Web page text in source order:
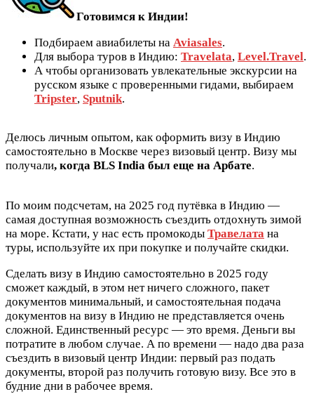
Готовимся к Индии!
Подбираем авиабилеты на Aviasales.
Для выбора туров в Индию: Travelata, Level.Travel.
А чтобы организовать увлекательные экскурсии на
русском языке с проверенными гидами, выбираем
Tripster, Sputnik.
Делюсь личным опытом, как оформить визу в Индию
самостоятельно в Москве через визовый центр. Визу мы
получали, когда BLS India был еще на Арбате.
По моим подсчетам, на 2025 год путёвка в Индию —
самая доступная возможность съездить отдохнуть зимой
на море. Кстати, у нас есть промокоды Травелата на
туры, используйте их при покупке и получайте скидки.
Сделать визу в Индию самостоятельно в 2025 году
сможет каждый, в этом нет ничего сложного, пакет
документов минимальный, и самостоятельная подача
документов на визу в Индию не представляется очень
сложной. Единственный ресурс — это время. Деньги вы
потратите в любом случае. А по времени — надо два раза
съездить в визовый центр Индии: первый раз подать
документы, второй раз получить готовую визу. Все это в
будние дни в рабочее время.